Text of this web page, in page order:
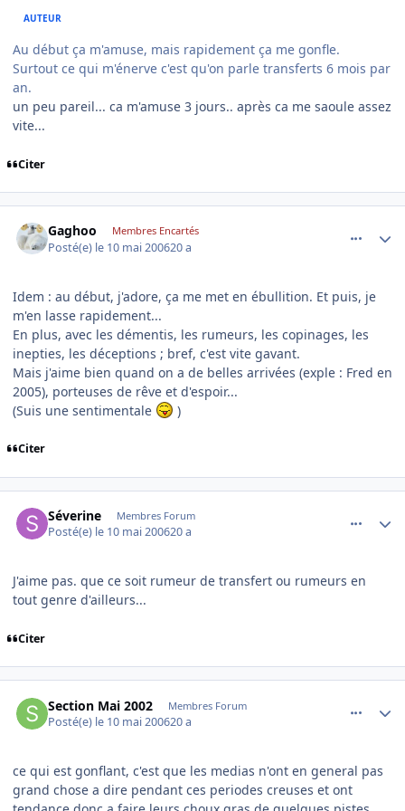
AUTEUR
Au début ça m'amuse, mais rapidement ça me gonfle.
Surtout ce qui m'énerve c'est qu'on parle transferts 6 mois par
an.
un peu pareil... ca m'amuse 3 jours.. après ca me saoule assez
vite...
Citer
Gaghoo Membres Encartés
Posté(e) le 10 mai 200620 a
Idem : au début, j'adore, ça me met en ébullition. Et puis, je
m'en lasse rapidement...
En plus, avec les démentis, les rumeurs, les copinages, les
inepties, les déceptions ; bref, c'est vite gavant.
Mais j'aime bien quand on a de belles arrivées (exple : Fred en
2005), porteuses de rêve et d'espoir...
(Suis une sentimentale
)
Citer
Séverine Membres Forum
Posté(e) le 10 mai 200620 a
J'aime pas. que ce soit rumeur de transfert ou rumeurs en
tout genre d'ailleurs...
Citer
Section Mai 2002 Membres Forum
Posté(e) le 10 mai 200620 a
ce qui est gonflant, c'est que les medias n'ont en general pas
grand chose a dire pendant ces periodes creuses et ont